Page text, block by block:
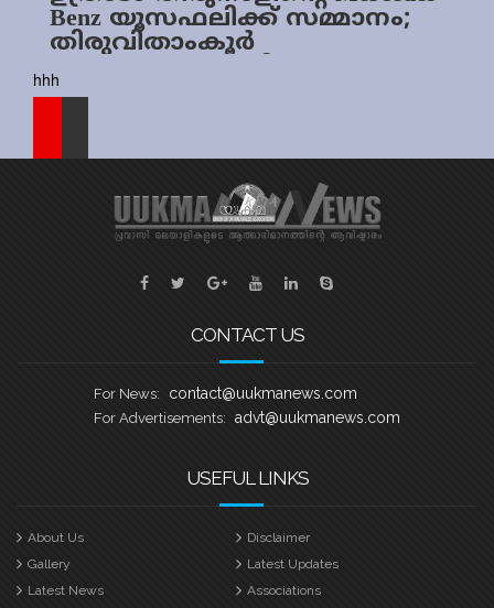
Sports
Jwala
Law
Benz യൂസഫലിക്ക് സമ്മാനം;
തിരുവിതാംകൂര്‍
രാജകുടുംബത്തിന്റ
സൗഹൃദത്തിന്റെ പ്രതീകം
hhh
CONTACT US
For News: contact@uukmanews.com
For Advertisements: advt@uukmanews.com
USEFUL LINKS
About Us
Disclaimer
Gallery
Latest Updates
Latest News
Associations